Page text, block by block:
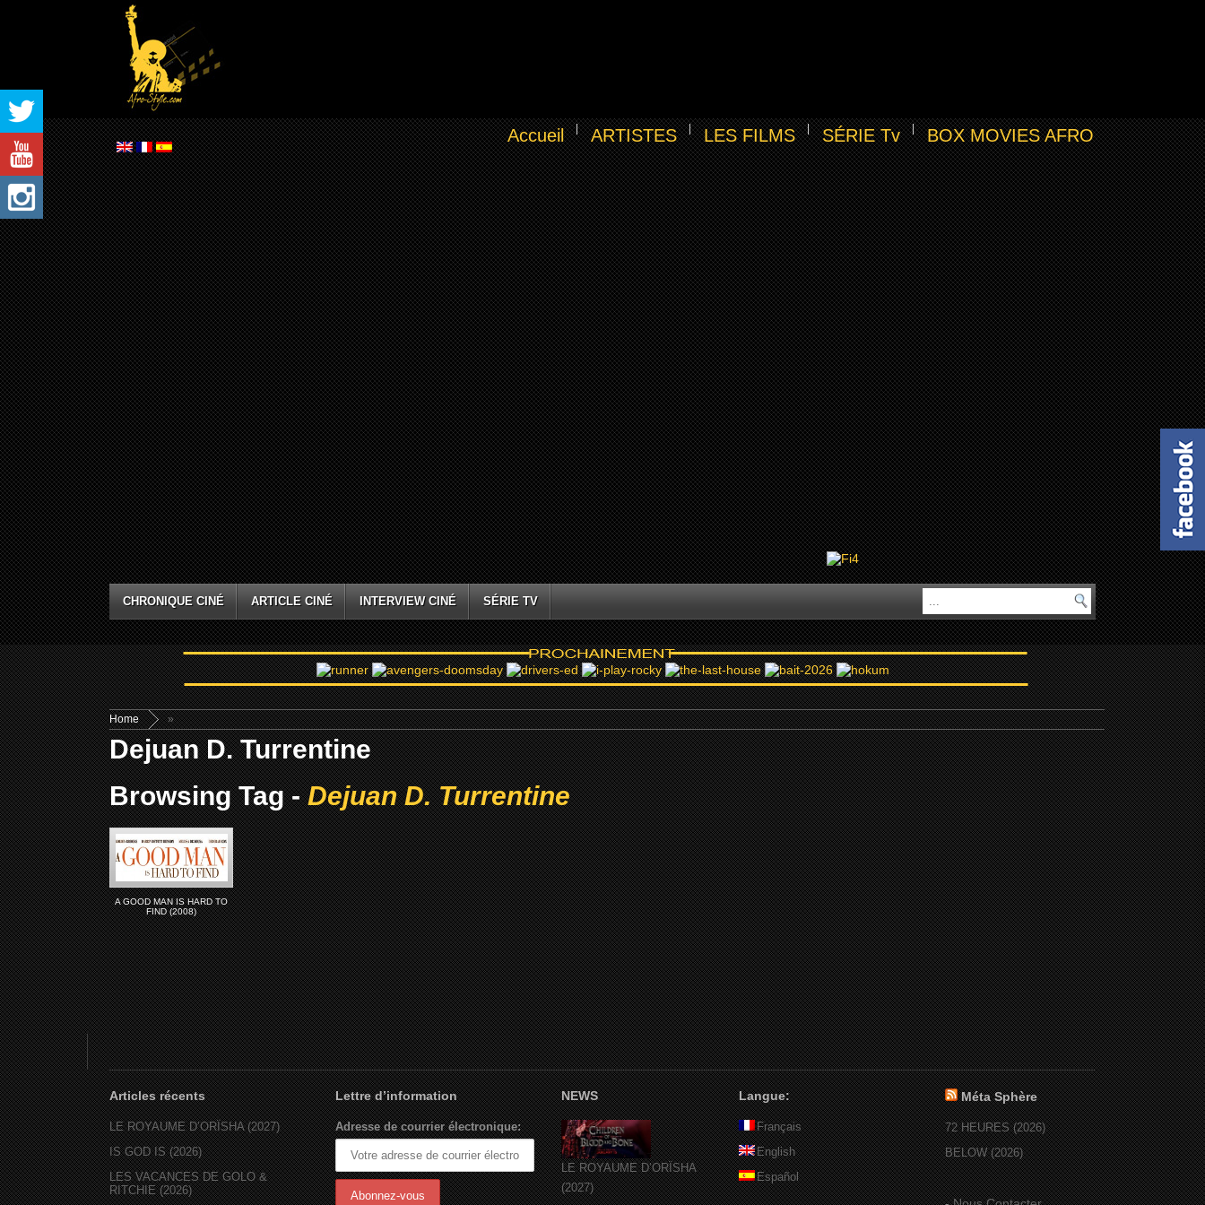
Accueil ARTISTES LES FILMS SÉRIE Tv BOX MOVIES AFRO
CHRONIQUE CINÉ ARTICLE CINÉ INTERVIEW CINÉ SÉRIE TV
Home »
Dejuan D. Turrentine
Browsing Tag -Dejuan D. Turrentine
A GOOD MAN IS HARD TO
FIND (2008)
Articles récents
LE ROYAUME D’ORÏSHA (2027)
IS GOD IS (2026)
LES VACANCES DE GOLO &
RITCHIE (2026)
Lettre d’information
Adresse de courrier électronique:
NEWS
LE ROYAUME D’ORÏSHA
(2027)
Langue:
Français
English
Español
Méta Sphère
72 HEURES (2026)
BELOW (2026)